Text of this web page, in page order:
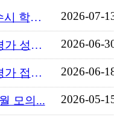
학교... 2026-07-
적... 2026-06-
수... 2026-06-
모의... 2026-05-